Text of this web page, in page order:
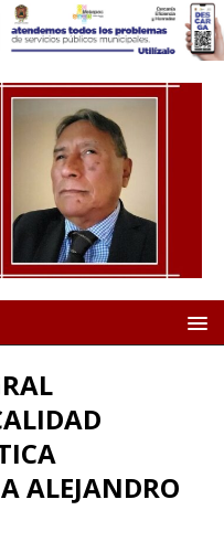
ALEJANDRO